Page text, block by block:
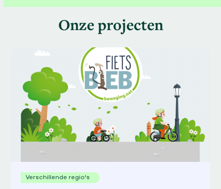
Onze projecten
Verschillende regio's